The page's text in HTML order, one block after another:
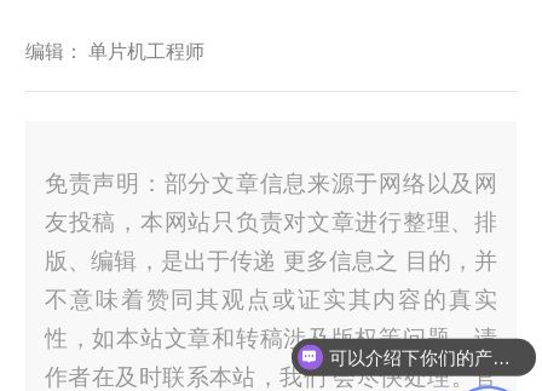
编辑： 单片机工程师
免责声明：部分文章信息来源于网络以及网
友投稿，本网站只负责对文章进行整理、排
版、编辑，是出于传递 更多信息之 目的，并
不意味着赞同其观点或证实其内容的真实
性，如本站文章和转稿涉及版权等问题，请
作者在及时联系本站，我们 会尽快处理。官
可以介绍下你们的产品么？